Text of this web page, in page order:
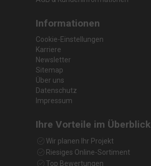
Informationen
Cookie-Einstellungen
Karriere
Newsletter
Sitemap
Über uns
Datenschutz
Impressum
Ihre Vorteile im Überblick
Wir planen Ihr Projekt
Riesiges Online-Sortiment
Top Bewertungen